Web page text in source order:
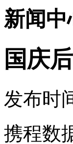
新闻中
国庆
发布时
携程数